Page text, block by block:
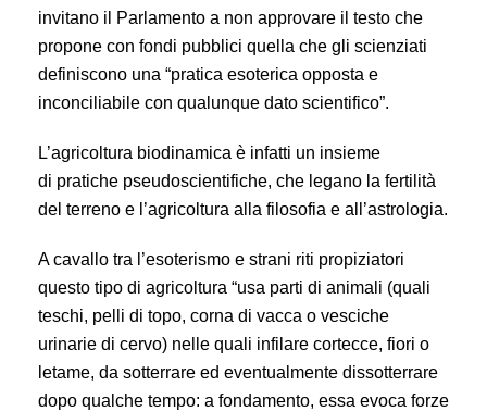
invitano il Parlamento a non approvare il testo che
propone con fondi pubblici quella che gli scienziati
definiscono una “pratica esoterica opposta e
inconciliabile con qualunque dato scientifico”.
L’agricoltura biodinamica è infatti un insieme
di pratiche pseudoscientifiche, che legano la fertilità
del terreno e l’agricoltura alla filosofia e all’astrologia.
A cavallo tra l’esoterismo e strani riti propiziatori
questo tipo di agricoltura “usa parti di animali (quali
teschi, pelli di topo, corna di vacca o vesciche
urinarie di cervo) nelle quali infilare cortecce, fiori o
letame, da sotterrare ed eventualmente dissotterrare
dopo qualche tempo: a fondamento, essa evoca forze